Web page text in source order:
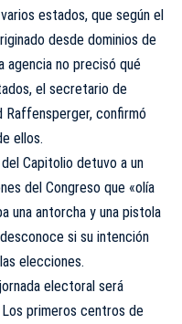
estados, que según el
desde dominios de
agencia no precisó qué
el secretario de
Raffensperger, confirmó
ellos.
Capitolio detuvo a un
del Congreso que «olía
una antorcha y una pistola
si su intención
elecciones.
electoral será
primeros centros de